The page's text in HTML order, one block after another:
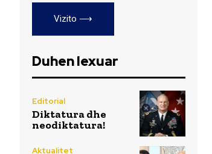
Vizito ⟶
Duhen lexuar
Editorial
Diktatura dhe
neodiktatura!
Aktualitet